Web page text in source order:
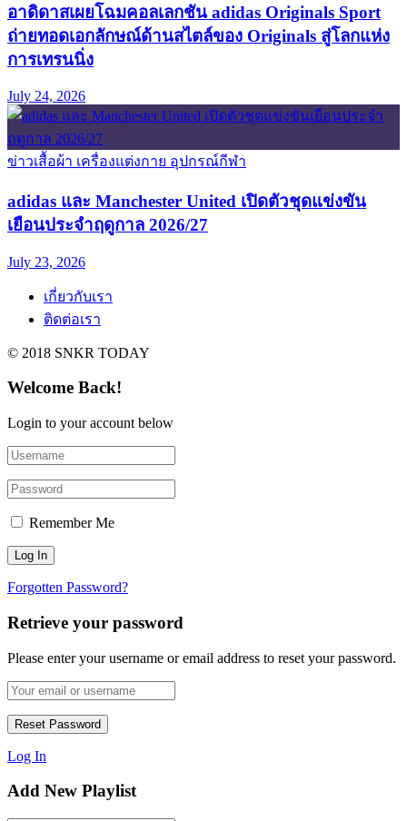
อาดิดาสเผยโฉมคอลเลกชัน adidas Originals Sport
ถ่ายทอดเอกลักษณ์ด้านสไตล์ของ Originals สู่โลกแห่ง
การเทรนนิ่ง
July 24, 2026
ข่าวเสื้อผ้า เครื่องแต่งกาย อุปกรณ์กีฬา
adidas และ Manchester United เปิดตัวชุดแข่งขัน
เยือนประจำฤดูกาล 2026/27
July 23, 2026
เกี่ยวกับเรา
ติดต่อเรา
© 2018 SNKR TODAY
Welcome Back!
Login to your account below
Remember Me
Forgotten Password?
Retrieve your password
Please enter your username or email address to reset your password.
Log In
Add New Playlist